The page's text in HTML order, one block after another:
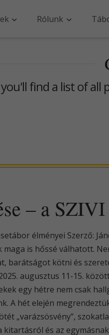
Rólunk
find a list of all
– a
élményei Szerző:
maga is hőssé válhatott.
barátságot kötni és
augusztus 11-15.
egy hétre nem csak
A hét elején
„varázsösvény”,
és az